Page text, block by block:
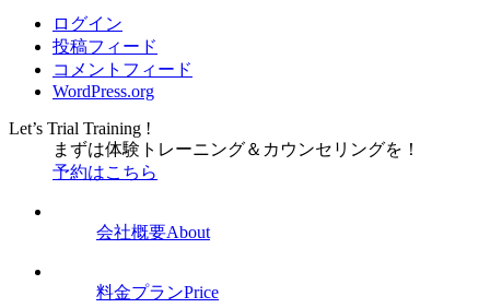
ログイン
投稿フィード
コメントフィード
WordPress.org
Let’s Trial Training !
まずは体験トレーニング＆ カウンセリングを！
予約はこちら
会社概要About
料金プランPrice